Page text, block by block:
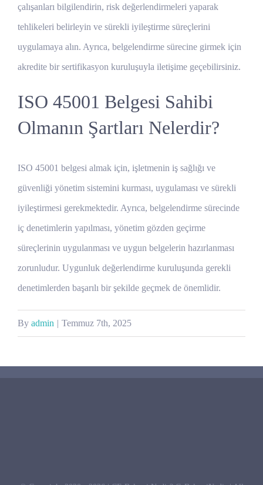
çalışanları bilgilendirin, risk değerlendirmeleri yaparak
tehlikeleri belirleyin ve sürekli iyileştirme süreçlerini
uygulamaya alın. Ayrıca, belgelendirme sürecine girmek için
akredite bir sertifikasyon kuruluşuyla iletişime geçebilirsiniz.
ISO 45001 Belgesi Sahibi
Olmanın Şartları Nelerdir?
ISO 45001 belgesi almak için, işletmenin iş sağlığı ve
güvenliği yönetim sistemini kurması, uygulaması ve sürekli
iyileştirmesi gerekmektedir. Ayrıca, belgelendirme sürecinde
iç denetimlerin yapılması, yönetim gözden geçirme
süreçlerinin uygulanması ve uygun belgelerin hazırlanması
zorunludur. Uygunluk değerlendirme kuruluşunda gerekli
denetimlerden başarılı bir şekilde geçmek de önemlidir.
By admin | Temmuz 7th, 2025